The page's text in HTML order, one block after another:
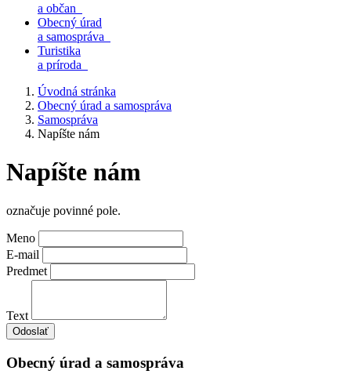
a občan
Obecný úrad
a samospráva
Turistika
a príroda
Úvodná stránka
Obecný úrad a samospráva
Samospráva
Napíšte nám
Napíšte nám
označuje povinné pole.
Meno
E-mail
Predmet
Text
Odoslať
Obecný úrad a samospráva